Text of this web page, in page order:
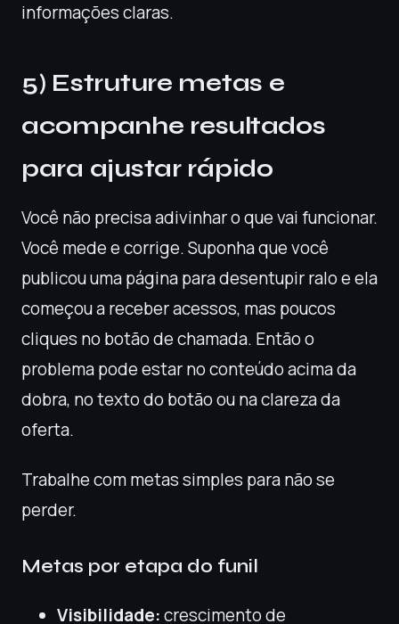
informações claras.
5) Estruture metas e
acompanhe resultados
para ajustar rápido
Você não precisa adivinhar o que vai funcionar.
Você mede e corrige. Suponha que você
publicou uma página para desentupir ralo e ela
começou a receber acessos, mas poucos
cliques no botão de chamada. Então o
problema pode estar no conteúdo acima da
dobra, no texto do botão ou na clareza da
oferta.
Trabalhe com metas simples para não se
perder.
Metas por etapa do funil
Visibilidade:crescimento de